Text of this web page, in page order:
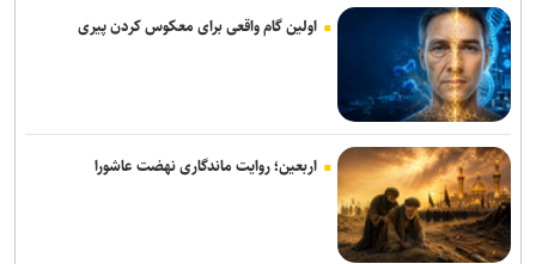
سردار قریشی: تصاویر حضور رهبر معظم انقلاب در جلسات با فرماندهان
منتشر خواهد شد
مسکو اعزام متخصصان به نیروگاه هسته‌ای بوشهر را آغاز کرد
آتلانتیک: اولویت‌های ترامپ می‌تواند به زیان جمهوری‌خواهان در انتخابات
تمام شود
هیچ دستگاه اجرایی حق ندارد رأساً سکویی در فضای مجازی را مسدود
اولین گام واقعی برای معکوس کردن پیری
اربعین؛ روایت ماندگاری نهضت عاشورا